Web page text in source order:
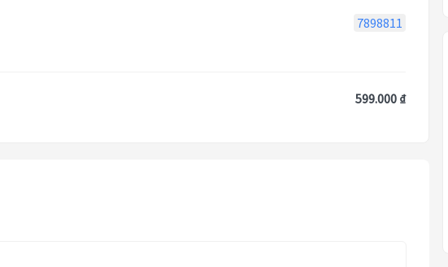
7898811
599.000 ₫